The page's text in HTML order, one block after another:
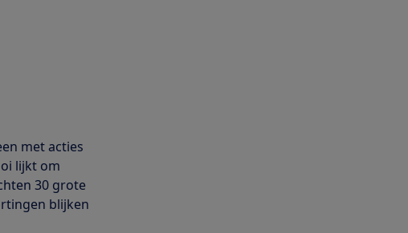
met acties
lijkt om
30 grote
blijken